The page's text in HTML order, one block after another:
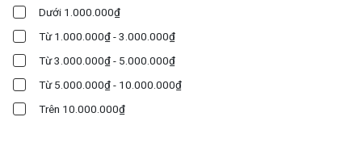
Dưới 1.000.000₫
Từ 1.000.000₫ - 3.000.000₫
Từ 3.000.000₫ - 5.000.000₫
Từ 5.000.000₫ - 10.000.000₫
Trên 10.000.000₫